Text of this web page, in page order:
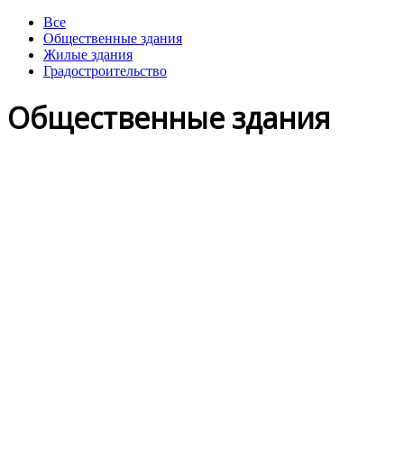
Все
Общественные здания
Жилые здания
Градостроительство
Общественные здания